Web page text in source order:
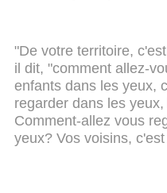
"De votre territoire,
il dit, "comment allez-
enfants dans les yeux,
regarder dans les
Comment-allez vous
yeux? Vos voisins,